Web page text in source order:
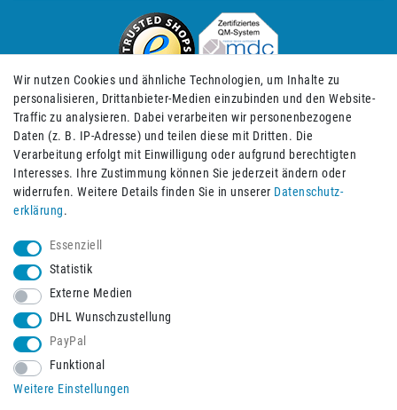
Impressum Daten­schutz­erklärung AGB
Wir nutzen Cookies und ähnliche Technologien, um Inhalte zu
personalisieren, Drittanbieter-Medien einzubinden und den Website-
Traffic zu analysieren. Dabei verarbeiten wir personenbezogene
Daten (z. B. IP-Adresse) und teilen diese mit Dritten. Die
Verarbeitung erfolgt mit Einwilligung oder aufgrund berechtigten
Interesses. Ihre Zustimmung können Sie jederzeit ändern oder
widerrufen. Weitere Details finden Sie in unserer Daten­schutz­
erklärung.
Essenziell
Statistik
Externe Medien
DHL Wunschzustellung
PayPal
Funktional
Weitere Einstellungen